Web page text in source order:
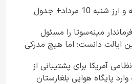
10 مرداد+ جدول
مینه‌سوتا را مسئول
ایالت دانست؛ اما هیچ مدرکی
آمریکا برای پشتیبانی از
پایگاه هوایی بلغارستان